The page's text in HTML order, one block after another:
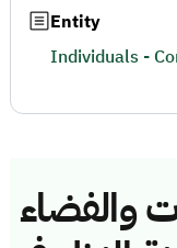
والفضاء
Entity
Individuals -